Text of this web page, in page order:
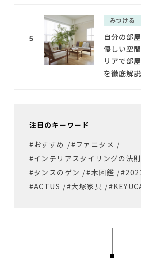
5
みつける
自分の部
優しい空
リアで部
を徹底解説
注目のキーワード
#おすすめ /#ファニタメ /
#インテリアスタイリングの法則
#タンスのゲン /#木図鑑 /
#ACTUS /#大塚家具 /